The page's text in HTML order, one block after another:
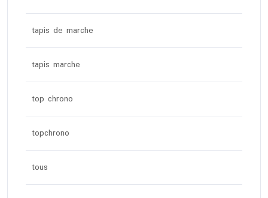
tapis de marche
tapis marche
top chrono
topchrono
tous